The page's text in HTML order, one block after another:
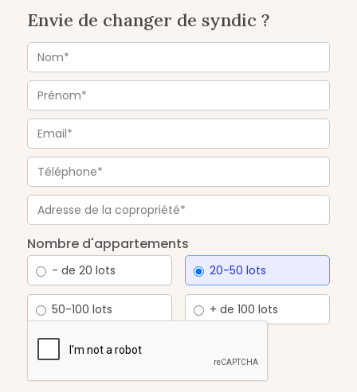
Envie de changer de syndic ?
Nombre d'appartements
- de 20 lots 20-50 lots
50-100 lots + de 100 lots